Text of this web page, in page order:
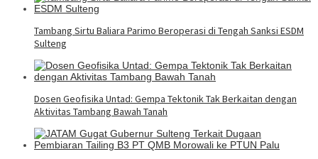
Tambang Sirtu Baliara Parimo Beroperasi di Tengah Sanksi ESDM
Sulteng
Dosen Geofisika Untad: Gempa Tektonik Tak Berkaitan dengan
Aktivitas Tambang Bawah Tanah